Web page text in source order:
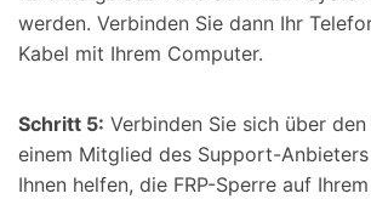
werden. Verbinden Sie dann Ihr
Kabel mit Ihrem Computer.
Schritt 5: Verbinden Sie sich über
einem Mitglied des Support-
Ihnen helfen, die FRP-Sperre auf